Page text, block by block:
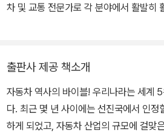
차 및 교통 전문가로 각 분야에서 활발히
논문, 2500여 편의 칼럼, 20여 권이 넘는
출판사 제공 책소개
자동차 역사의 바이블! 우리나라는 세계 5위의 자동차 생산 대국이
다. 최근 몇 년 사이에는 선진국에서 인정
하게 되었고, 자동차 산업의 규모에 걸맞